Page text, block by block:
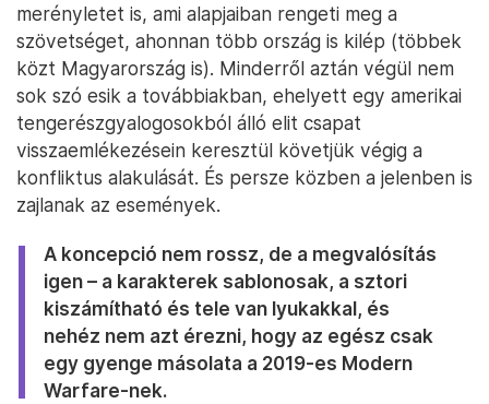
merényletet is, ami alapjaiban rengeti meg a
szövetséget, ahonnan több ország is kilép (többek
közt Magyarország is). Minderről aztán végül nem
sok szó esik a továbbiakban, ehelyett egy amerikai
tengerészgyalogosokból álló elit csapat
visszaemlékezésein keresztül követjük végig a
konfliktus alakulását. És persze közben a jelenben is
zajlanak az események.
A koncepció nem rossz, de a megvalósítás
igen – a karakterek sablonosak, a sztori
kiszámítható és tele van lyukakkal, és
nehéz nem azt érezni, hogy az egész csak
egy gyenge másolata a 2019-es Modern
Warfare-nek.